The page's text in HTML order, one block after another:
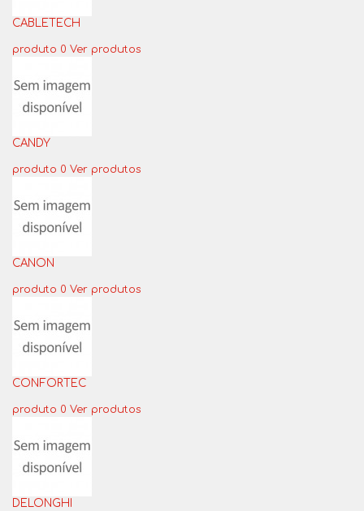
CABLETECH
produto 0 Ver produtos
CANDY
produto 0 Ver produtos
CANON
produto 0 Ver produtos
CONFORTEC
produto 0 Ver produtos
DELONGHI